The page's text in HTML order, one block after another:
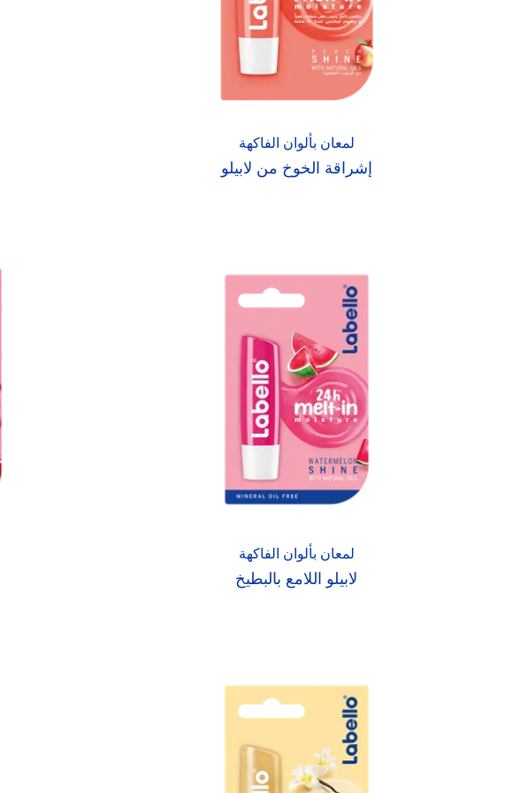
لمعان بألوان الفاكهة
إشراقة الخوخ من لابيلو
لمعان بألوان الفاكهة
لابيلو اللامع بالبطيخ